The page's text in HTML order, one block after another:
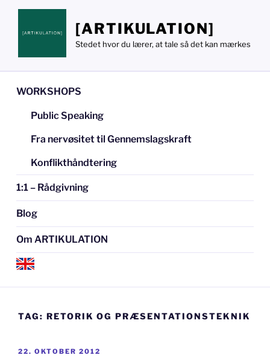
Videre
indhold
[ARTIKULATION]
Stedet hvor du lærer, at tale så det kan mærkes
WORKSHOPS
Public Speaking
Fra nervøsitet til Gennemslagskraft
Konflikthåndtering
1:1 – Rådgivning
Blog
Om ARTIKULATION
TAG: RETORIK OG PRÆSENTATIONSTEKNIK
UDGIVET
22. OKTOBER 2012